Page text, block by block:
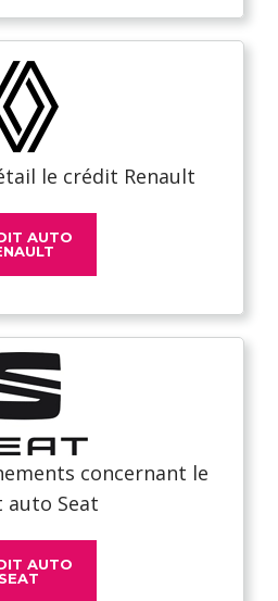
le crédit Renault
AUTO
concernant le
auto Seat
AUTO
SEAT